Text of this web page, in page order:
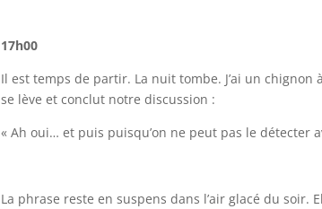
17h00
Il est temps de partir. La nuit tombe. J’ai un
se lève et conclut notre discussion :
« Ah oui… et puis puisqu’on ne peut pas le détecter
La phrase reste en suspens dans l’air glacé du soir.